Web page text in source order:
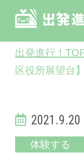
出発進行！
区役所展望台
2021.9.20
体験する